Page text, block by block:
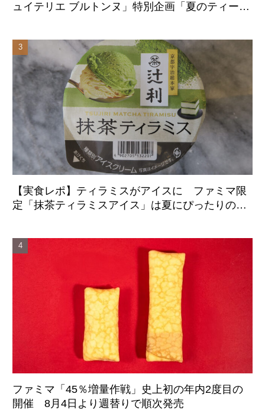
ュイテリエ ブルトンヌ」特別企画「夏のティーパ
【実食レポ】ティラミスがアイスに ファミマ限
定「抹茶ティラミスアイス」は夏にぴったりの爽
ファミマ「45％増量作戦」史上初の年内2度目の
開催 8月4日より週替りで順次発売